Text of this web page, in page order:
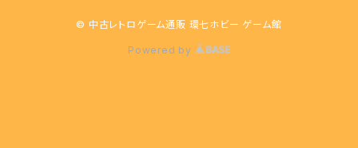
© 中古レトロゲーム通販 環七ホビー ゲーム館
Powered by